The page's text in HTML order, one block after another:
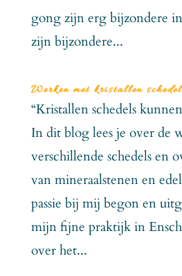
gong zijn erg bijzondere
zijn bijzondere...
Werken met kristallen
“Kristallen schedels
In dit blog lees je over de
verschillende schedels en
van mineraalstenen en
passie bij mij begon en
mijn fijne praktijk in
over het...